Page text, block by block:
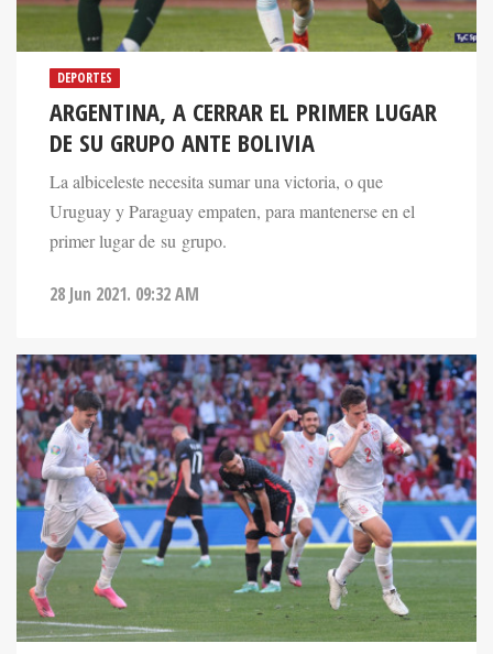
DEPORTES
ARGENTINA, A CERRAR EL PRIMER LUGAR
DE SU GRUPO ANTE BOLIVIA
La albiceleste necesita sumar una victoria, o que
Uruguay y Paraguay empaten, para mantenerse en el
primer lugar de su grupo.
28 Jun 2021. 09:32 AM